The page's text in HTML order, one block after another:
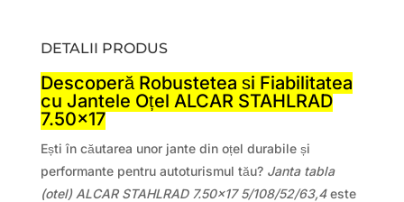
DETALII PRODUS
Descoperă Robustetea și Fiabilitatea
cu Jantele Oțel ALCAR STAHLRAD
7.50×17
Ești în căutarea unor jante din oțel durabile și
performante pentru autoturismul tău? Janta tabla
(otel) ALCAR STAHLRAD 7.50×17 5/108/52/63,4este